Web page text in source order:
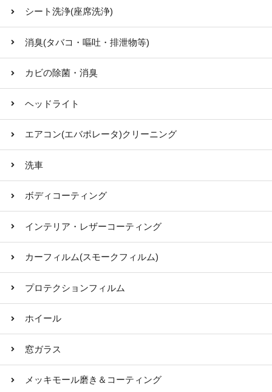
シート洗浄(座席洗浄)
消臭(タバコ・嘔吐・排泄物等)
カビの除菌・消臭
ヘッドライト
エアコン(エバポレータ)クリーニング
洗車
ボディコーティング
インテリア・レザーコーティング
カーフィルム(スモークフィルム)
プロテクションフィルム
ホイール
窓ガラス
メッキモール磨き＆コーティング